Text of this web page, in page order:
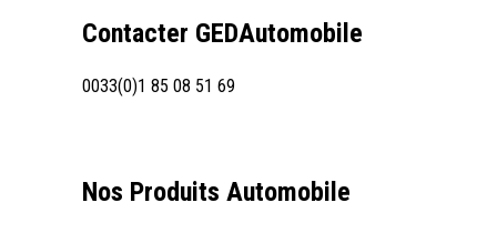
Contacter GEDAutomobile
0033(0)1 85 08 51 69
Nos Produits Automobile